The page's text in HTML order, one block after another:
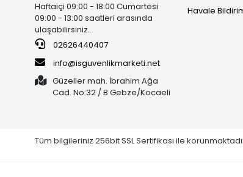
Haftaiçi 09:00 - 18:00 Cumartesi
09:00 - 13:00 saatleri arasında
ulaşabilirsiniz.
02626440407
info@isguvenlikmarketi.net
Güzeller mah. İbrahim Ağa
Cad. No:32 / B Gebze/Kocaeli
Havale
Tüm bilgileriniz 256bit SSL Sertifikası ile